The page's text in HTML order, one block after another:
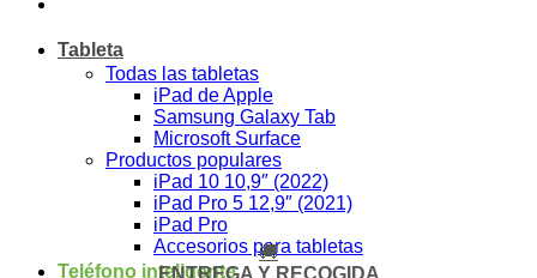
Tableta
Todas las tabletas
iPad de Apple
Samsung Galaxy Tab
Microsoft Surface
Productos populares
iPad 10 10,9″ (2022)
iPad Pro 5 12,9″ (2021)
iPad Pro
Accesorios para tabletas
Teléfono inteligente
🚚
ENTREGA Y RECOGIDA